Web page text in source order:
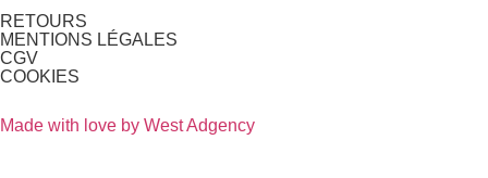
RETOURS
MENTIONS LÉGALES
CGV
COOKIES
Made with love by West Adgency